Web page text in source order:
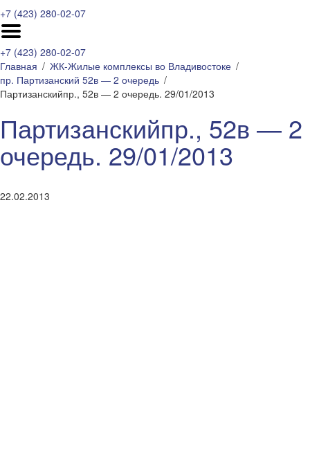
+7 (423) 280-02-07
+7 (423) 280-02-07
Главная
ЖК-Жилые комплексы во Владивостоке
пр. Партизанский 52в — 2 очередь
Партизанскийпр., 52в — 2 очередь. 29/01/2013
Партизанскийпр., 52в — 2
очередь. 29/01/2013
22.02.2013